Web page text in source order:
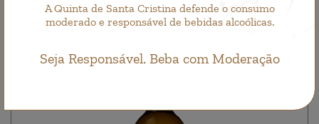
A Quinta de Santa Cristina defende o consumo
moderado e responsável de bebidas alcoólicas.
Seja Responsável. Beba com Moderação